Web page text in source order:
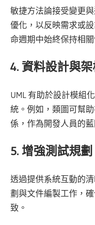
敏捷方法論接受變更
優化，以反映需求或
命週期中始終保持相關
4. 資料設計與
UML 有助於設計模組
統。例如，類圖可幫
係，作為開發人員的藍
5. 增強測試規劃
透過提供系統互動的
劃與文件編製工作，
致。